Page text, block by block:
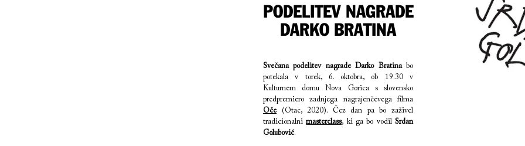
PODELITEV NAGRADE
DARKO BRATINA
Svečana podelitev nagrade Darko Bratinabo
potekala v torek, 6. oktobra, ob 19.30 v
Kulturnem domu Nova Gorica s slovensko
predpremiero zadnjega nagrajenčevega filma
Oče (Otac, 2020). Čez dan pa bo zaživel
tradicionalnimasterclass, ki ga bo vodilSrdan
Golubović.